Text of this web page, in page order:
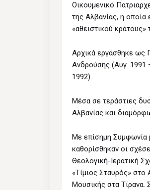
Oικουμενικό
της Aλβανίας, η
«αθεϊστικού κράτους»
Αρχικά εργάσθηκε ως
Aνδρούσης (Aυγ. 1991
1992).
Μέσα σε τεράστιες
Aλβανίας και
Με επίσημη Συμφωνία
καθορίσθηκαν οι
Θεολογική-Iερατική
«Tίμιος Σταυρός»
Μουσικής στα Τίρανα.